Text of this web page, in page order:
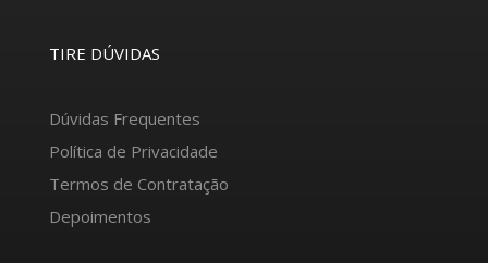
TIRE DÚVIDAS
Dúvidas Frequentes
Política de Privacidade
Termos de Contratação
Depoimentos